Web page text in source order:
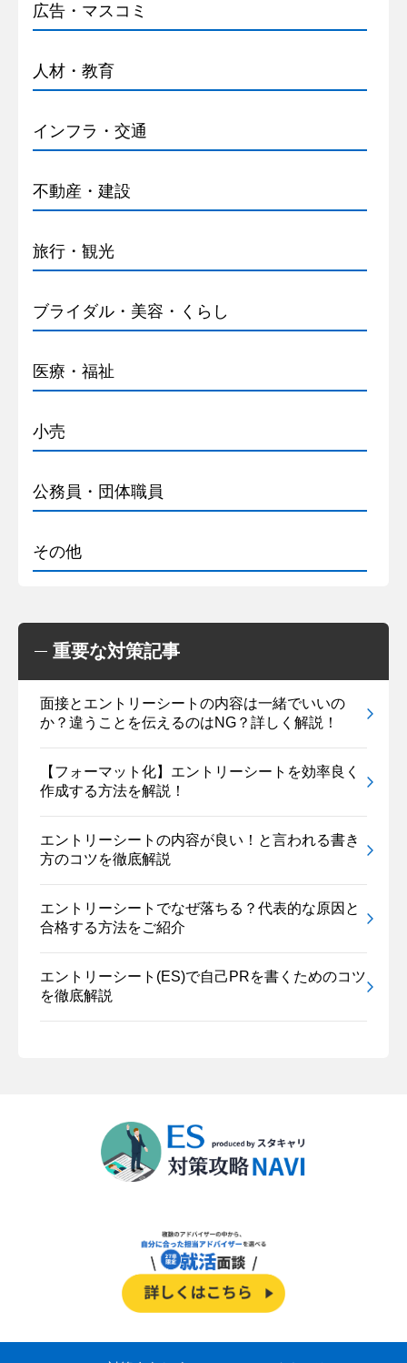
広告・マスコミ
人材・教育
インフラ・交通
不動産・建設
旅行・観光
ブライダル・美容・くらし
医療・福祉
小売
公務員・団体職員
その他
重要な対策記事
面接とエントリーシートの内容は一緒でいいの
か？違うことを伝えるのはNG？詳しく解説！
【フォーマット化】エントリーシートを効率良く
作成する方法を解説！
エントリーシートの内容が良い！と言われる書き
方のコツを徹底解説
エントリーシートでなぜ落ちる？代表的な原因と
合格する方法をご紹介
エントリーシート(ES)で自己PRを書くためのコツ
を徹底解説